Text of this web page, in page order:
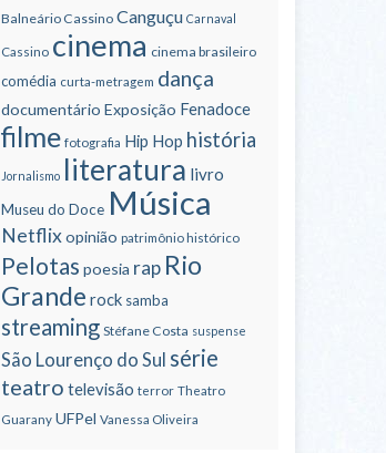
Balneário Cassino Canguçu Carnaval
Cassino cinema cinema brasileiro
comédia curta-metragem dança
documentário Exposição Fenadoce
filme fotografia Hip Hop história
Jornalismo literatura livro
Museu do Doce Música
Netflixopinião patrimônio histórico
Pelotas poesia rap Rio
Grande rock samba
streaming Stéfane Costa suspense
São Lourenço do Sul série
teatro televisão terror Theatro
Guarany UFPel Vanessa Oliveira